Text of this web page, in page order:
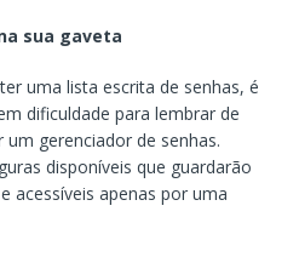
sua gaveta
uma lista escrita de senhas, é
dificuldade para lembrar de
gerenciador de senhas.
disponíveis que guardarão
acessíveis apenas por uma